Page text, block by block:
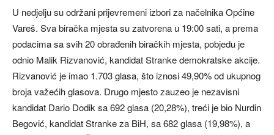
U nedjelju su održani prijevremeni izbori za načelnika Općine
Vareš. Sva biračka mjesta su zatvorena u 19:00 sati, a prema
podacima sa svih 20 obrađenih biračkih mjesta, pobjedu je
odnio Malik Rizvanović, kandidat Stranke demokratske akcije.
Rizvanović je imao 1.703 glasa, što iznosi 49,90% od ukupnog
broja važećih glasova. Drugo mjesto zauzeo je nezavisni
kandidat Dario Dodik sa 692 glasa (20,28%), treći je bio Nurdin
Begović, kandidat Stranke za BiH, sa 682 glasa (19,98%), a